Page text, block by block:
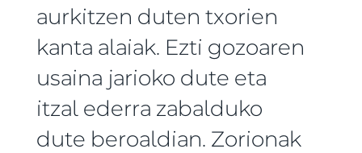
aurkitzen duten txorien
kanta alaiak. Ezti gozoaren
usaina jarioko dute eta
itzal ederra zabalduko
dute beroaldian. Zorionak